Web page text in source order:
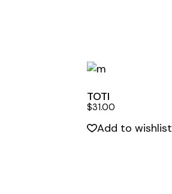
TOTI
$31.00
Add to wishlist